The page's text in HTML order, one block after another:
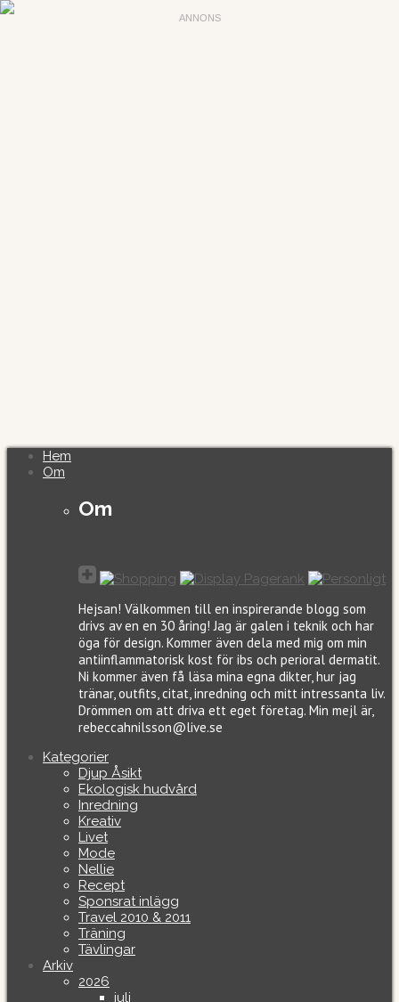
Hem
Om
Om
Hejsan! Välkommen till en inspirerande blogg som
drivs av en en 30 åring! Jag är galen i teknik och har
öga för design. Kommer även dela med mig om min
antiinflammatorisk kost för ibs och perioral dermatit.
Ni kommer även få läsa mina egna dikter, hur jag
tränar, outfits, citat, inredning och mitt intressanta liv.
Drömmen om att driva ett eget företag. Min mejl är,
rebeccahnilsson@live.se
Kategorier
Djup Åsikt
Ekologisk hudvård
Inredning
Kreativ
Livet
Mode
Nellie
Recept
Sponsrat inlägg
Travel 2010 & 2011
Träning
Tävlingar
Arkiv
2026
juli